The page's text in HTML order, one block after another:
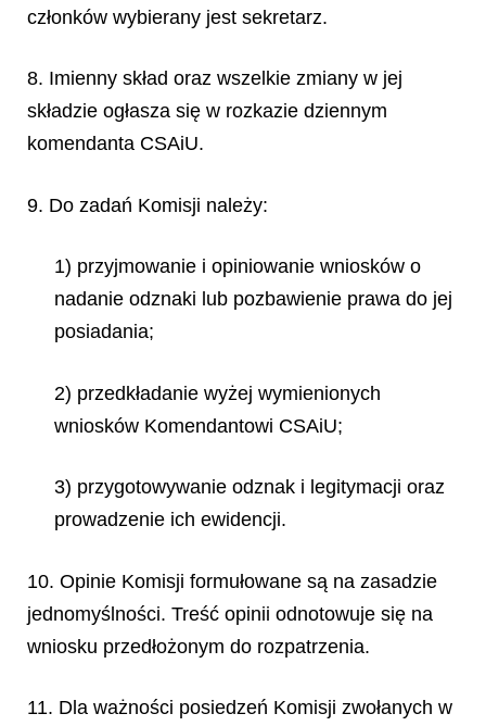
członków wybierany jest sekretarz.
8. Imienny skład oraz wszelkie zmiany w jej
składzie ogłasza się w rozkazie dziennym
komendanta CSAiU.
9. Do zadań Komisji należy:
1) przyjmowanie i opiniowanie wniosków o
nadanie odznaki lub pozbawienie prawa do jej
posiadania;
2) przedkładanie wyżej wymienionych
wniosków Komendantowi CSAiU;
3) przygotowywanie odznak i legitymacji oraz
prowadzenie ich ewidencji.
10. Opinie Komisji formułowane są na zasadzie
jednomyślności. Treść opinii odnotowuje się na
wniosku przedłożonym do rozpatrzenia.
11. Dla ważności posiedzeń Komisji zwołanych w